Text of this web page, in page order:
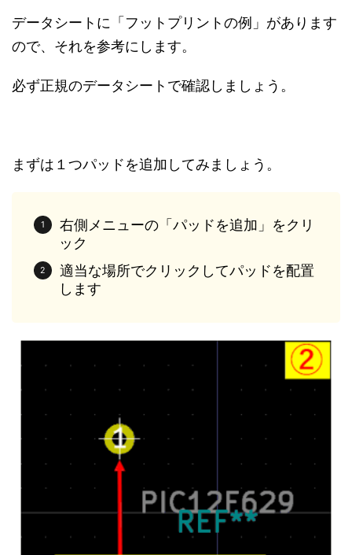
データシートに「フットプリントの例」があります
ので、それを参考にします。
必ず正規のデータシートで確認しましょう。
まずは１つパッドを追加してみましょう。
右側メニューの「パッドを追加」をクリ
ック
適当な場所でクリックしてパッドを配置
します